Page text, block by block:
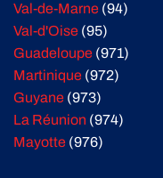
Val-de-Marne (94)
Val-d'Oise (95)
Guadeloupe (971)
Martinique (972)
Guyane (973)
La Réunion (974)
Mayotte (976)